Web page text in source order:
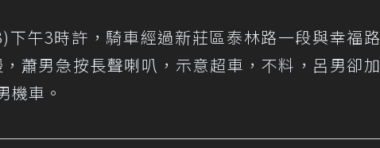
午3時許，騎車經過新莊區泰林路一段與幸福路
蕭男急按長聲喇叭，示意超車，不料，呂男卻加
機車。